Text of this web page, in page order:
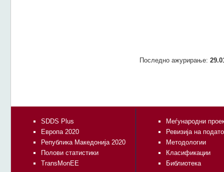
Последно ажурирање:
SDDS Plus
Европа 2020
Република Македонија 2020
Полови статистики
TransMonEE
Меѓународни
Ревизија на
Методологии
Класификации
Библиотека